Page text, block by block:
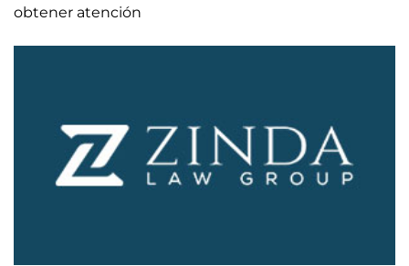
obtener atención